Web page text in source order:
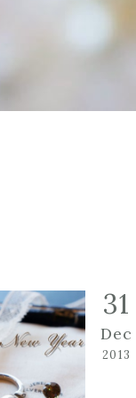
31
Dec
2013